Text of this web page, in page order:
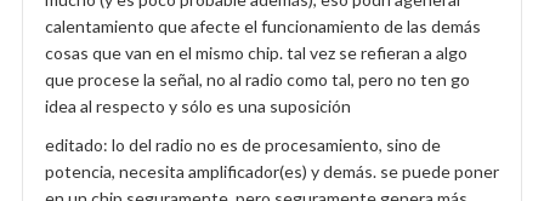
calentamiento que afecte el funcionamiento de las demás
cosas que van en el mismo chip. tal vez se refieran a algo
que procese la señal, no al radio como tal, pero no ten go
idea al respecto y sólo es una suposición
editado: lo del radio no es de procesamiento, sino de
potencia, necesita amplificador(es) y demás. se puede poner